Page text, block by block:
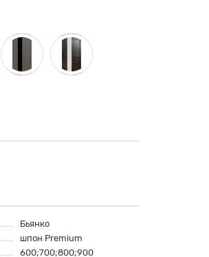
Бьянко
шпон Premium
600;700;800;900